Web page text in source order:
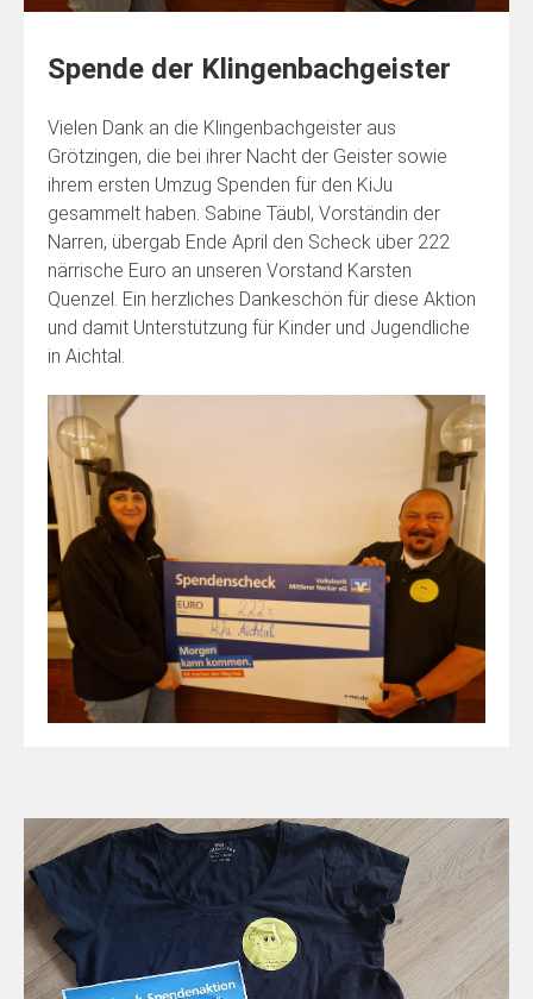
Spende der Klingenbachgeister
Vielen Dank an die Klingenbachgeister aus
Grötzingen, die bei ihrer Nacht der Geister sowie
ihrem ersten Umzug Spenden für den KiJu
gesammelt haben. Sabine Täubl, Vorständin der
Narren, übergab Ende April den Scheck über 222
närrische Euro an unseren Vorstand Karsten
Quenzel. Ein herzliches Dankeschön für diese Aktion
und damit Unterstützung für Kinder und Jugendliche
in Aichtal.